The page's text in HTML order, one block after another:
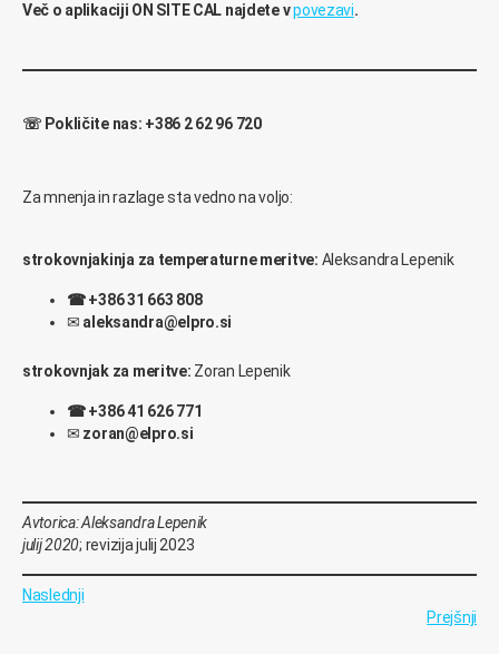
Več o aplikaciji ON SITE CAL najdete vpovezavi.
☏ Pokličite nas: +386 2 62 96 720
Za mnenja in razlage sta vedno na voljo:
strokovnjakinja za temperaturne meritve: Aleksandra Lepenik
☎ +386 31 663 808
✉ aleksandra@elpro.si
strokovnjak za meritve: Zoran Lepenik
☎ +386 41 626 771
✉ zoran@elpro.si
Avtorica: Aleksandra Lepenik
julij 2020; revizija julij 2023
Naslednji
Prejšnji